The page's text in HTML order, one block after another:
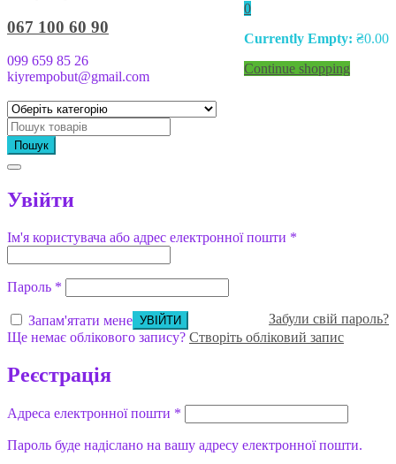
0
Currently Empty: ₴0.00
Continue shopping
067 100 60 90
099 659 85 26
kiyrempobut@gmail.com
Пошук
Увійти
Ім'я користувача або адрес електронної пошти *
Пароль *
Запам'ятати мене
Забули свій пароль?
Ще немає облікового запису? Створіть обліковий запис
Реєстрація
Адреса електронної пошти *
Пароль буде надіслано на вашу адресу електронної пошти.